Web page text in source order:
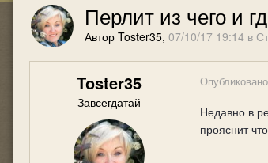
Перлит из чего и
Автор Toster35, 07/10/17 19:14 в
Toster35
Завсегдатай
Опубликовано
Недавно в
прояснит